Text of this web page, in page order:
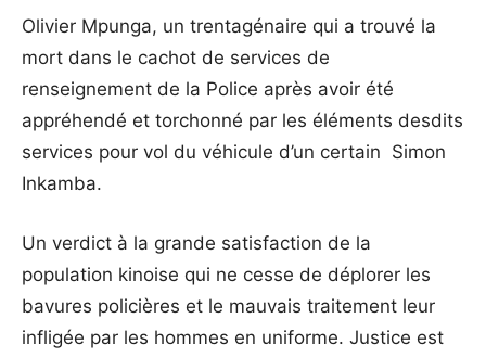
Olivier Mpunga, un trentagénaire qui a trouvé la
mort dans le cachot de services de
renseignement de la Police après avoir été
appréhendé et torchonné par les éléments desdits
services pour vol du véhicule d’un certain Simon
Inkamba.
Un verdict à la grande satisfaction de la
population kinoise qui ne cesse de déplorer les
bavures policières et le mauvais traitement leur
infligée par les hommes en uniforme. Justice est